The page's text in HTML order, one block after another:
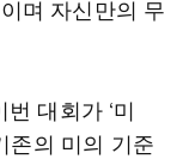
며 자신만의 무
대회가 ‘미
존의 미의 기준